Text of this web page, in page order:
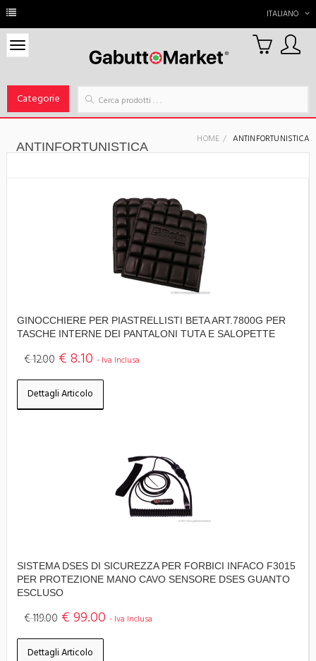
ITALIANO
Categorie
0
Carrello
HOME ANTINFORTUNISTICA
ANTINFORTUNISTICA
GINOCCHIERE PER PIASTRELLISTI BETA ART.7800G PER
TASCHE INTERNE DEI PANTALONI TUTA E SALOPETTE
€ 12.00 € 8.10 - Iva Inclusa
Dettagli Articolo
SISTEMA DSES DI SICUREZZA PER FORBICI INFACO F3015
PER PROTEZIONE MANO CAVO SENSORE DSES GUANTO
ESCLUSO
€ 119.00 € 99.00 - Iva Inclusa
Dettagli Articolo